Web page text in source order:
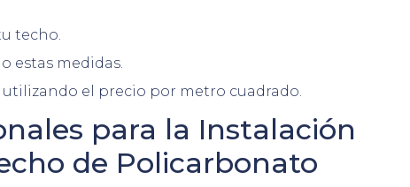
techo.
estas medidas.
el precio por metro cuadrado.
para la Instalación
de Policarbonato